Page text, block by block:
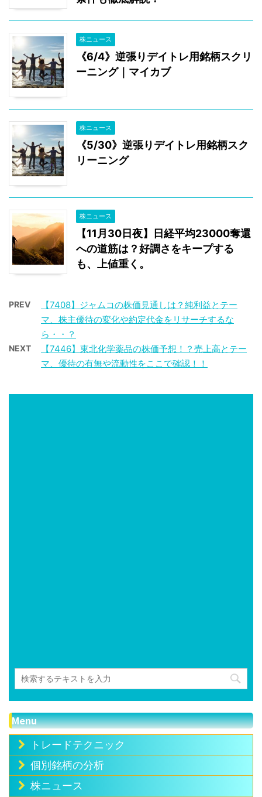
株ニュース
《6/4》逆張りデイトレ用銘柄スクリ
ーニング｜マイカブ
株ニュース
《5/30》逆張りデイトレ用銘柄スク
リーニング
株ニュース
【11月30日夜】日経平均23000奪還
への道筋は？好調さをキープする
も、上値重く。
PREV
【7408】ジャムコの株価見通しは？純利益とテー
マ、株主優待の変化や約定代金をリサーチするな
ら・・？
NEXT
【7446】東北化学薬品の株価予想！？売上高とテー
マ、優待の有無や流動性をここで確認！！
Menu
トレードテクニック
個別銘柄の分析
株ニュース